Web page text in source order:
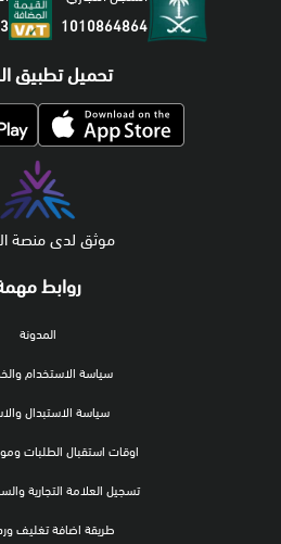
روابط
المدونة
سياسة الاستخدام
سياسة الاستبدال
اوقات استقبال الطلبات
تسجيل العلامة التجارية
طريقة اضافة تغليف ورد
1010864864
تحميل تطبيق
موثق لدى منصة